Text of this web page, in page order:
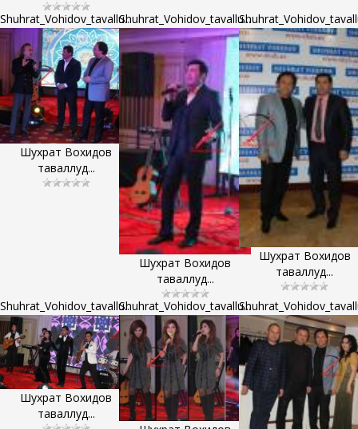
Shuhrat_Vohidov_tavallu...
Шухрат Вохидов
таваллуд...
Shuhrat_Vohidov_tavallu...
Шухрат Вохидов
таваллуд...
Шухрат Вохидов
таваллуд...
Shuhrat_Vohidov_tavallu...
Шухрат Вохидов
таваллуд...
Shuhrat_Vohidov_tavallu...